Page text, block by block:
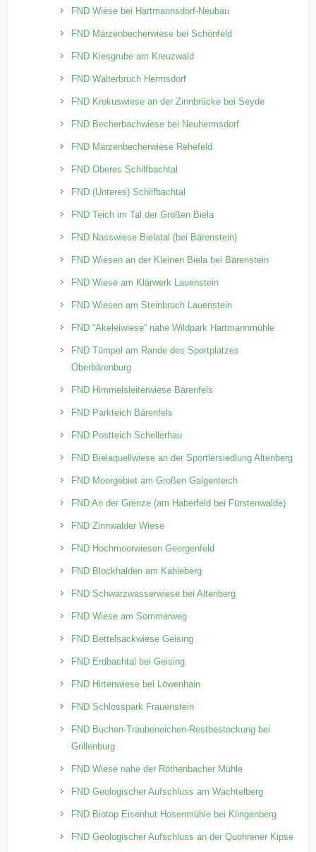
FND Wiese bei Hartmannsdorf-Neubau
FND Märzenbecherwiese bei Schönfeld
FND Kiesgrube am Kreuzwald
FND Walterbruch Hermsdorf
FND Krokuswiese an der Zinnbrücke bei Seyde
FND Becherbachwiese bei Neuhermsdorf
FND Märzenbecherwiese Rehefeld
FND Oberes Schilfbachtal
FND (Unteres) Schilfbachtal
FND Teich im Tal der Großen Biela
FND Nasswiese Bielatal (bei Bärenstein)
FND Wiesen an der Kleinen Biela bei Bärenstein
FND Wiese am Klärwerk Lauenstein
FND Wiesen am Steinbruch Lauenstein
FND “Akeleiwiese” nahe Wildpark Hartmannmühle
FND Tümpel am Rande des Sportplatzes
Oberbärenburg
FND Himmelsleiterwiese Bärenfels
FND Parkteich Bärenfels
FND Postteich Schellerhau
FND Bielaquellwiese an der Sportlersiedlung Altenberg
FND Moorgebiet am Großen Galgenteich
FND An der Grenze (am Haberfeld bei Fürstenwalde)
FND Zinnwalder Wiese
FND Hochmoorwiesen Georgenfeld
FND Blockhalden am Kahleberg
FND Schwarzwasserwiese bei Altenberg
FND Wiese am Sommerweg
FND Bettelsackwiese Geising
FND Erdbachtal bei Geising
FND Hirtenwiese bei Löwenhain
FND Schlosspark Frauenstein
FND Buchen-Traubeneichen-Restbestockung bei
Grillenburg
FND Wiese nahe der Röthenbacher Mühle
FND Geologischer Aufschluss am Wachtelberg
FND Biotop Eisenhut Hosenmühle bei Klingenberg
FND Geologischer Aufschluss an der Quohrener Kipse